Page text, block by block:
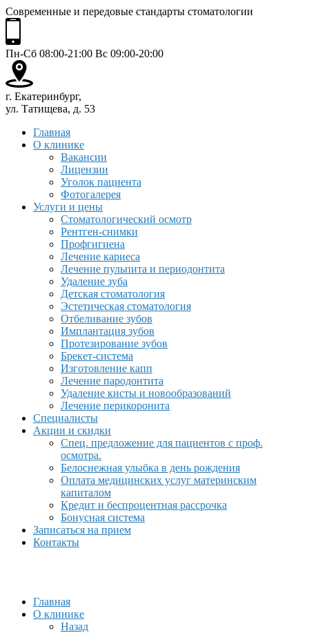
Современные и передовые стандарты стоматологии
Пн-Сб 08:00-21:00 Вс 09:00-20:00
г. Екатеринбург,
ул. Татищева, д. 53
Главная
О клинике
Вакансии
Лицензии
Уголок пациента
Фотогалерея
Услуги и цены
Стоматологический осмотр
Рентген-снимки
Профгигиена
Лечение кариеса
Лечение пульпита и периодонтита
Удаление зуба
Детская стоматология
Эстетическая стоматология
Отбеливание зубов
Имплантация зубов
Протезирование зубов
Брекет-система
Изготовление капп
Лечение пародонтита
Удаление кисты и новообразований
Лечение перикоронита
Специалисты
Акции и скидки
Спец. предложение для пациентов с проф.
осмотра.
Белоснежная улыбка в день рождения
Оплата медицинских услуг материнским
капиталом
Кредит и беспроцентная рассрочка
Бонусная система
Записаться на прием
Контакты
Главная
О клинике
Назад